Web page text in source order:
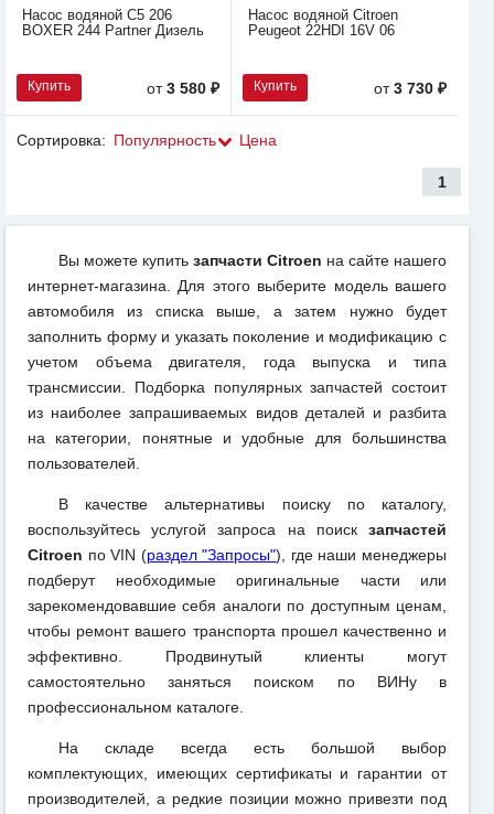
Насос водяной C5 206
BOXER 244 Partner Дизель
Купить от3 580 ₽
Насос водяной Citroen
Peugeot 22HDI 16V 06
Купить от3 730 ₽
Сортировка: Популярность Цена
1
Вы можете купить запчасти Citroen на сайте нашего
интернет-магазина. Для этого выберите модель вашего
автомобиля из списка выше, а затем нужно будет
заполнить форму и указать поколение и модификацию с
учетом объема двигателя, года выпуска и типа
трансмиссии. Подборка популярных запчастей состоит
из наиболее запрашиваемых видов деталей и разбита
на категории, понятные и удобные для большинства
пользователей.
В качестве альтернативы поиску по каталогу,
воспользуйтесь услугой запроса на поиск запчастей
Citroen по VIN (раздел "Запросы"), где наши менеджеры
подберут необходимые оригинальные части или
зарекомендовавшие себя аналоги по доступным ценам,
чтобы ремонт вашего транспорта прошел качественно и
эффективно. Продвинутый клиенты могут
самостоятельно заняться поиском по ВИНу в
профессиональном каталоге.
На складе всегда есть большой выбор
комплектующих, имеющих сертификаты и гарантии от
производителей, а редкие позиции можно привезти под